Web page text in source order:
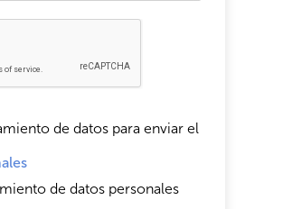
de datos para enviar el
de datos personales